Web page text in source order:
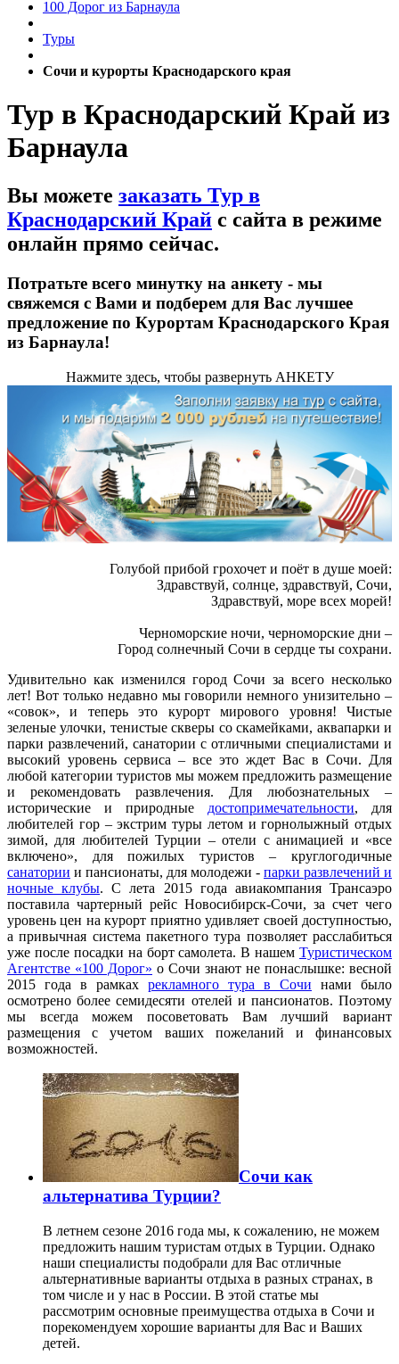
100 Дорог из Барнаула
Туры
Сочи и курорты Краснодарского края
Тур в Краснодарский Край из
Барнаула
Вы можете заказать Тур в
Краснодарский Край с сайта в режиме
онлайн прямо сейчас.
Потратьте всего минутку на анкету - мы
свяжемся с Вами и подберем для Вас лучшее
предложение по Курортам Краснодарского Края
из Барнаула!
Нажмите здесь, чтобы развернуть АНКЕТУ
Голубой прибой грохочет и поёт в душе моей:
Здравствуй, солнце, здравствуй, Сочи,
Здравствуй, море всех морей!
Черноморские ночи, черноморские дни –
Город солнечный Сочи в сердце ты сохрани.
Удивительно как изменился город Сочи за всего несколько
лет! Вот только недавно мы говорили немного унизительно –
«совок», и теперь это курорт мирового уровня! Чистые
зеленые улочки, тенистые скверы со скамейками, аквапарки и
парки развлечений, санатории с отличными специалистами и
высокий уровень сервиса – все это ждет Вас в Сочи. Для
любой категории туристов мы можем предложить размещение
и рекомендовать развлечения. Для любознательных –
исторические и природные достопримечательности, для
любителей гор – экстрим туры летом и горнолыжный отдых
зимой, для любителей Турции – отели с анимацией и «все
включено», для пожилых туристов – круглогодичные
санатории и пансионаты, для молодежи - парки развлечений и
ночные клубы. С лета 2015 года авиакомпания Трансаэро
поставила чартерный рейс Новосибирск-Сочи, за счет чего
уровень цен на курорт приятно удивляет своей доступностью,
а привычная система пакетного тура позволяет расслабиться
уже после посадки на борт самолета. В нашем Туристическом
Агентстве «100 Дорог» о Сочи знают не понаслышке: весной
2015 года в рамках рекламного тура в Сочи нами было
осмотрено более семидесяти отелей и пансионатов. Поэтому
мы всегда можем посоветовать Вам лучший вариант
размещения с учетом ваших пожеланий и финансовых
возможностей.
Сочи как
альтернатива Турции?
В летнем сезоне 2016 года мы, к сожалению, не можем
предложить нашим туристам отдых в Турции. Однако
наши специалисты подобрали для Вас отличные
альтернативные варианты отдыха в разных странах, в
том числе и у нас в России. В этой статье мы
рассмотрим основные преимущества отдыха в Сочи и
порекомендуем хорошие варианты для Вас и Ваших
детей.